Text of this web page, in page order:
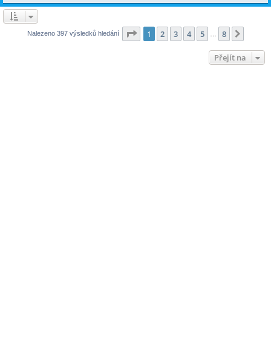
Nalezeno 397 výsledků hledání Stránka z
1 2 3 4 5 8
Přejít na